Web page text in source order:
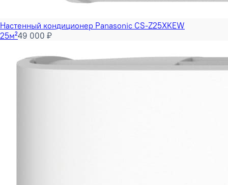
Настенный кондиционер Panasonic CS-Z25XKEW
25м²49 000 ₽